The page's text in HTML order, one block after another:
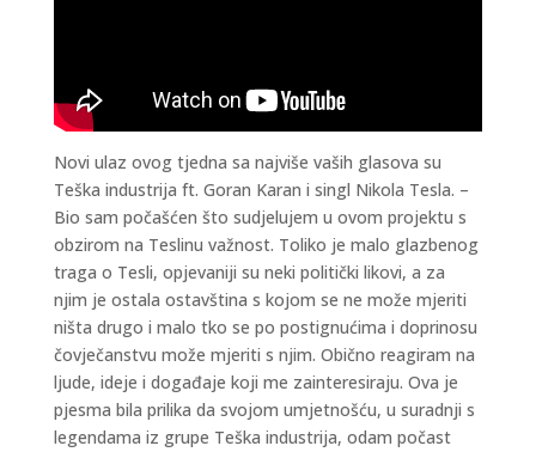
Novi ulaz ovog tjedna sa najviše vaših glasova su
Teška industrija ft. Goran Karan i singl Nikola Tesla. –
Bio sam počašćen što sudjelujem u ovom projektu s
obzirom na Teslinu važnost. Toliko je malo glazbenog
traga o Tesli, opjevaniji su neki politički likovi, a za
njim je ostala ostavština s kojom se ne može mjeriti
ništa drugo i malo tko se po postignućima i doprinosu
čovječanstvu može mjeriti s njim. Obično reagiram na
ljude, ideje i događaje koji me zainteresiraju. Ova je
pjesma bila prilika da svojom umjetnošću, u suradnji s
legendama iz grupe Teška industrija, odam počast